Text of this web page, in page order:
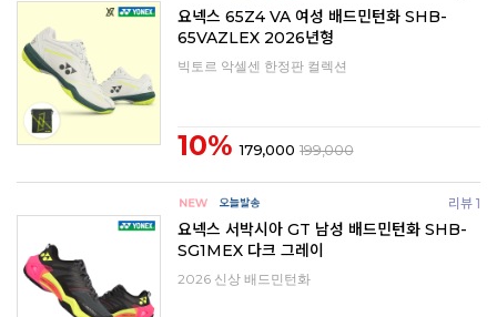
요넥스 65Z4 VA 여성 배드민턴화 SHB-
65VAZLEX 2026년형
빅토르 악셀센 한정판 컬렉션
10% 179,000 199,000
리뷰 1
요넥스 서박시아 GT 남성 배드민턴화 SHB-
SG1MEX 다크 그레이
2026 신상 배드민턴화